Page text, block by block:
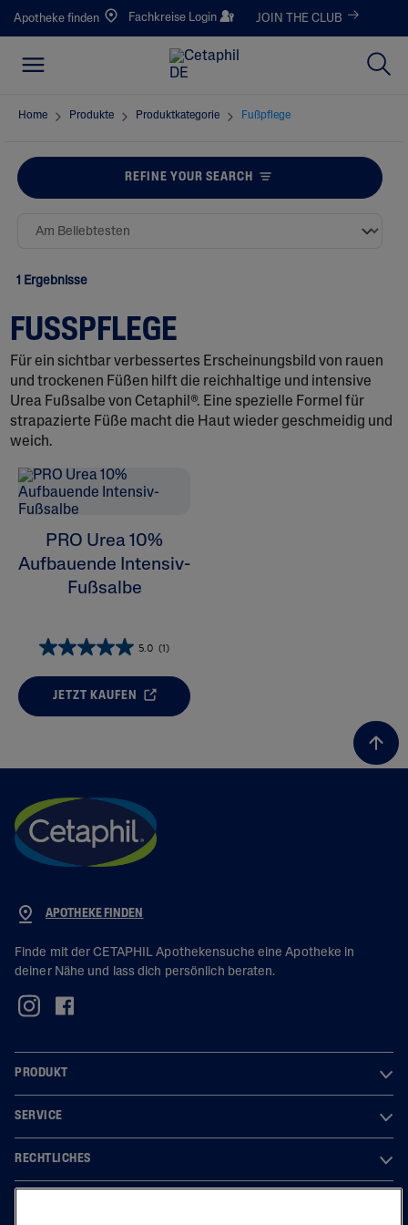
Apotheke finden Fachkreise Login JOIN THE CLUB
Home Produkte Produktkategorie Fußpflege
REFINE YOUR SEARCH
ALL FILTERS
Feuchtigkeitspflege
Hauttyp
Produktkategorie
1 Ergebnisse
FUSSPFLEGE
Für ein sichtbar verbessertes Erscheinungsbild von rauen
und trockenen Füßen hilft die reichhaltige und intensive
Urea Fußsalbe von Cetaphil®. Eine spezielle Formel für
strapazierte Füße macht die Haut wieder geschmeidig und
weich.
PRO Urea 10%
Aufbauende Intensiv-
Fußsalbe
5.0 (1)
JETZT KAUFEN
APOTHEKE FINDEN
Finde mit der CETAPHIL Apothekensuche eine Apotheke in
deiner Nähe und lass dich persönlich beraten.
PRODUKT
SERVICE
RECHTLICHES